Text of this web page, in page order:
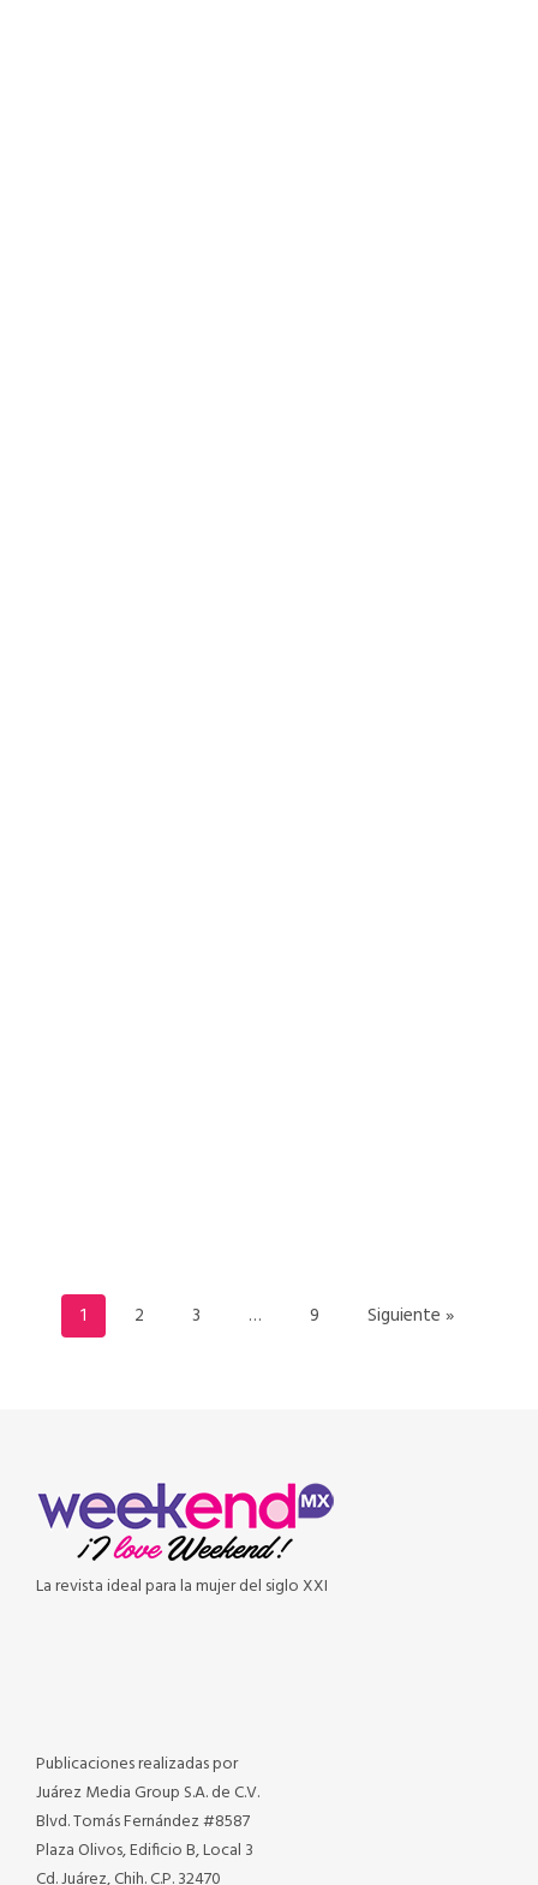
1 2 3 … 9 Siguiente »
La revista ideal para la mujer del siglo XXI
Publicaciones realizadas por
Juárez Media Group S.A. de C.V.
Blvd. Tomás Fernández #8587
Plaza Olivos, Edificio B, Local 3
Cd. Juárez, Chih. C.P. 32470